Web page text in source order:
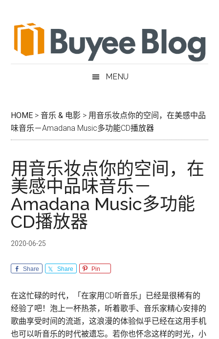
secondary
MENU
HOME >音乐 & 电影 > 用音乐妆点你的空间，在美感中品
味音乐－Amadana Music多功能CD播放器
用音乐妆点你的空间，在
美感中品味音乐－
Amadana Music多功能
CD播放器
2020-06-25
Share Share Pin
在这忙碌的时代，「在家用CD听音乐」已经是很稀有的
经验了吧！泡上一杯热茶，听着歌手、音乐家精心安排的
歌曲享受时间的流逝，这浪漫的体验似乎已经在这用手机
也可以听音乐的时代被遗忘。若你也怀念这样的时光，小